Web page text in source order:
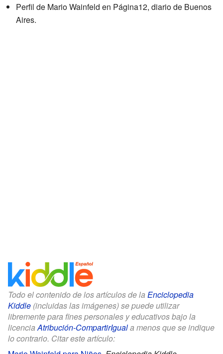
Perfil de Mario Wainfeld en Página12, diario de Buenos
Aires.
Todo el contenido de los artículos de la Enciclopedia
Kiddle (incluidas las imágenes) se puede utilizar
libremente para fines personales y educativos bajo la
licenciaAtribución-CompartirIguala menos que se indique
lo contrario. Citar este artículo: